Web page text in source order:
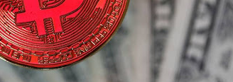
informarse en internet y qué viene después
se convierte en tendencia global